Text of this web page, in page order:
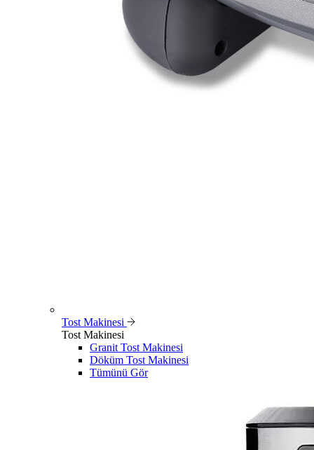
Tost Makinesi
Tost Makinesi
Granit Tost Makinesi
Döküm Tost Makinesi
Tümünü Gör